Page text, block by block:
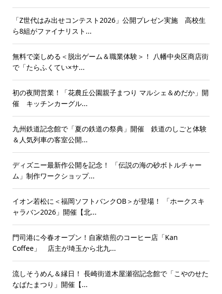
「Z世代はみ出せコンテスト2026」公開プレゼン実施 高校生
ら8組がファイナリスト...
無料で楽しめる＜脱出ゲーム＆職業体験＞！ 八幡中央区商店街
で「たらふくてい×サ...
初の夜間営業！「花農丘公園親子まつり マルシェ＆めだか」開
催 キッチンカーグル...
九州鉄道記念館で「夏の鉄道の祭典」開催 鉄道のしごと体験
＆人気列車の客室公開...
ディズニー最新作公開を記念！ 「伝説の海の砂ボトルチャー
ム」制作ワークショップ...
イオン若松に＜福岡ソフトバンクOB＞が登場！ 「ホークスキ
ャラバン2026」開催【北...
門司港に今春オープン！自家焙煎のコーヒー店「Kan
Coffee」 店主が埼玉から北九...
流しそうめん＆縁日！ 長崎街道木屋瀬宿記念館で「こやのせた
なばたまつり」開催【...